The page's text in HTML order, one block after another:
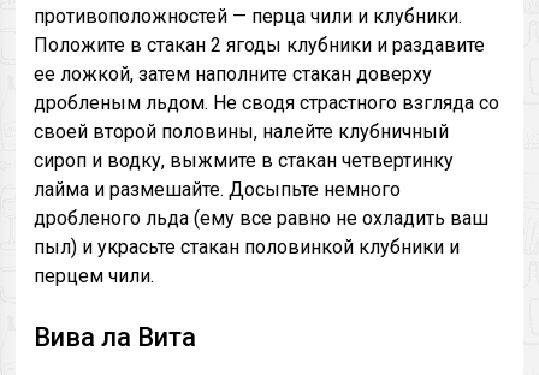
противоположностей — перца чили и клубники.
Положите в стакан 2 ягоды клубники и раздавите
ее ложкой, затем наполните стакан доверху
дробленым льдом. Не сводя страстного взгляда со
своей второй половины, налейте клубничный
сироп и водку, выжмите в стакан четвертинку
лайма и размешайте. Досыпьте немного
дробленого льда (ему все равно не охладить ваш
пыл) и украсьте стакан половинкой клубники и
перцем чили.
Вива ла Вита